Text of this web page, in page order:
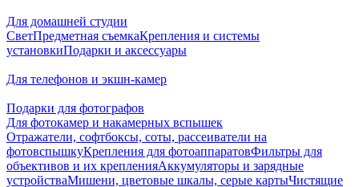
Для домашней студии
СветПредметная съемкаКрепления и системы
установкиПодарки и аксессуары
Для телефонов и экшн-камер
Подарки для фотографов
Для фотокамер и накамерных вспышек
Отражатели, софтбоксы, соты, рассеиватели на
фотовспышкуКрепления для фотоаппаратовФильтры для
объективов и их крепленияАккумуляторы и зарядные
устройстваМишени, цветовые шкалы, серые картыЧистящие